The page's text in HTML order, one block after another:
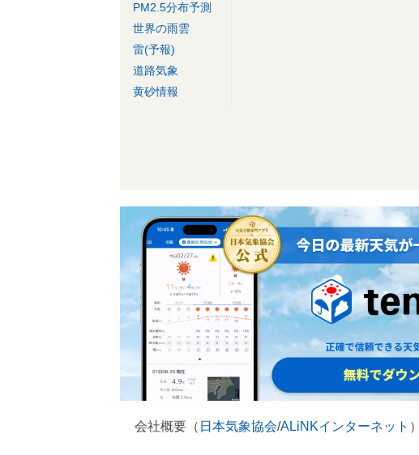
PM2.5分布予測
世界の雨雲
雷(予報)
道路気象
黄砂情報
会社概要（ 日本気象協会/ALiNKインターネット ）